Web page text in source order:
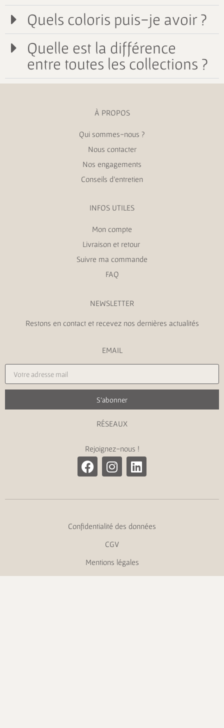
Quels coloris puis-je avoir ?
Quelle est la différence
entre toutes les collections ?
À PROPOS
Qui sommes-nous ?
Nous contacter
Nos engagements
Conseils d’entretien
INFOS UTILES
Mon compte
Livraison et retour
Suivre ma commande
FAQ
NEWSLETTER
Restons en contact et recevez nos dernières actualités
EMAIL
S'abonner
RÉSEAUX
Rejoignez-nous !
Confidentialité des données
CGV
Mentions légales